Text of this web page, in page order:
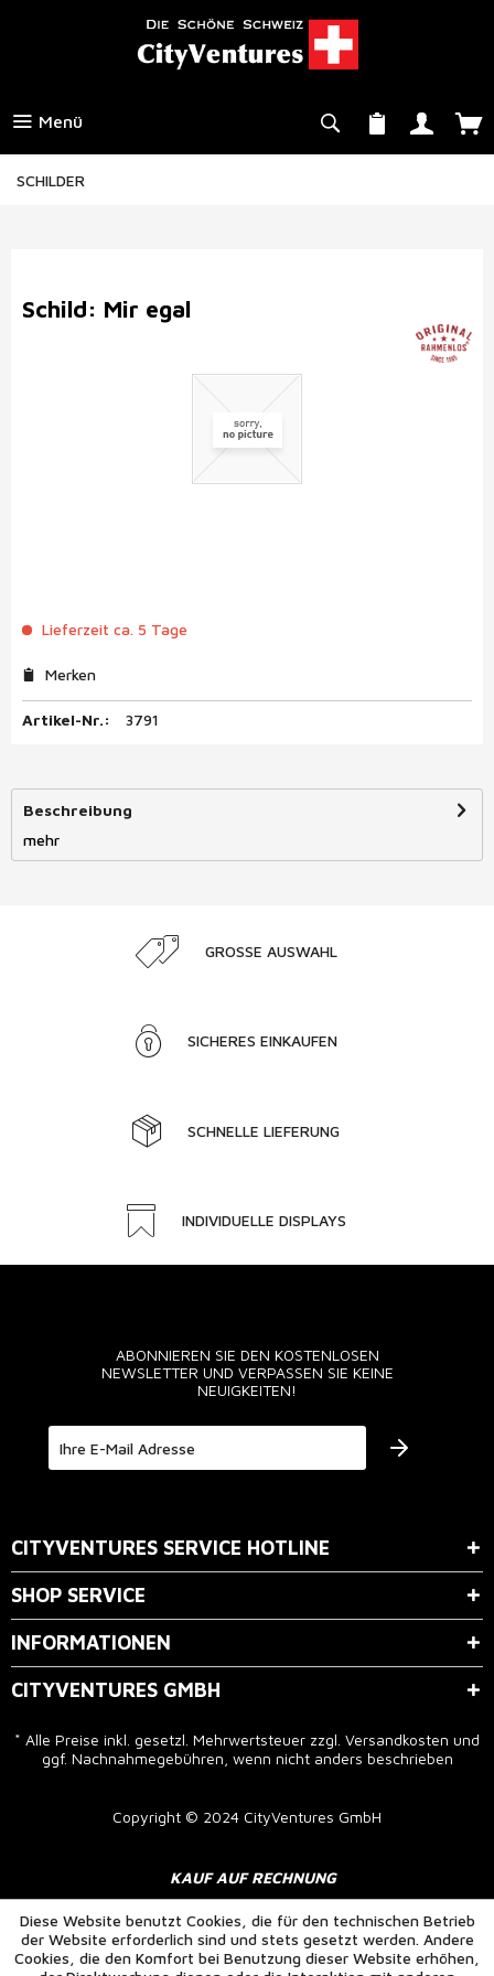
Menü
SCHILDER
Schild: Mir egal
Lieferzeit ca. 5 Tage
Merken
Artikel-Nr.: 3791
Beschreibung
mehr
GROSSE AUSWAHL
SICHERES EINKAUFEN
SCHNELLE LIEFERUNG
INDIVIDUELLE DISPLAYS
ABONNIEREN SIE DEN KOSTENLOSEN
NEWSLETTER UND VERPASSEN SIE KEINE
NEUIGKEITEN!
CITYVENTURES SERVICE HOTLINE
SHOP SERVICE
INFORMATIONEN
CITYVENTURES GMBH
* Alle Preise inkl. gesetzl. Mehrwertsteuer zzgl. Versandkosten und
ggf. Nachnahmegebühren, wenn nicht anders beschrieben
Copyright © 2024 CityVentures GmbH
KAUF AUF RECHNUNG
Diese Website benutzt Cookies, die für den technischen Betrieb
der Website erforderlich sind und stets gesetzt werden. Andere
Cookies, die den Komfort bei Benutzung dieser Website erhöhen,